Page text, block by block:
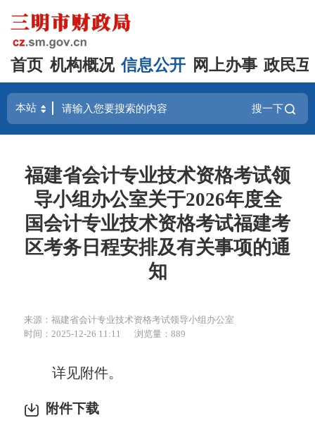
首页 机构概况 信息公开 网上办事 政民
搜一下
福建省会计专业技术资格考试领
导小组办公室关于2026年度全
国会计专业技术资格考试福建考
区考务日程安排及有关事项的通
知
来源：福建省会计专业技术资格考试领导小组办公室
时间：2025-12-26 11:11
浏览量：889
详见附件。
附件下载